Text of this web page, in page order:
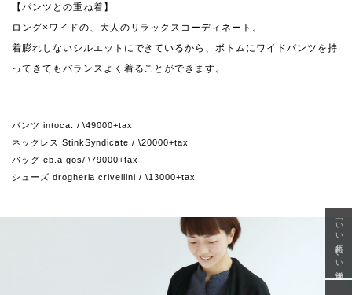
【パンツとの重ね着】
ロング×ワイドの、大人のリラックスコーディネート。
着膨れしないシルエットにできているから、ボトムにワイドパンツを持
ってきてもバランスよく着ることができます。
パンツ intoca. / \49000+tax
ネックレス StinkSyndicate / \20000+tax
バッグ eb.a.gos/ \79000+tax
シューズ drogheria crivellini / \13000+tax
「いい年齢 いい洋服」